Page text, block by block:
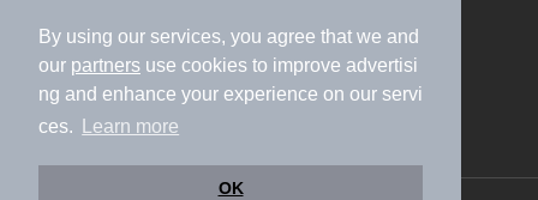
By using our services, you agree that we and
our partners use cookies to improve advertisi
ng and enhance your experience on our servi
ces.
Learn more
OK
おトク情報やクーポン情報を受け取ろう